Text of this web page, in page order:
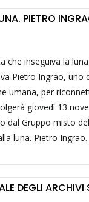
PIETRO
che inseguiva la
Pietro Ingrao, uno
umana, per
giovedì 13
dal Gruppo misto
luna. Pietro
DEGLI